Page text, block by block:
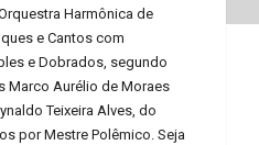
Harmônica de
e Cantos com
e Dobrados, segundo
Marco Aurélio de Moraes
Teixeira Alves, do
por Mestre Polêmico. Seja